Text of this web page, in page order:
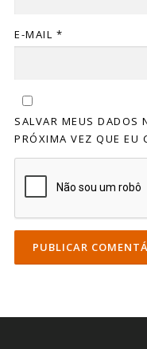
E-MAIL *
SALVAR MEUS DADOS
PRÓXIMA VEZ QUE EU